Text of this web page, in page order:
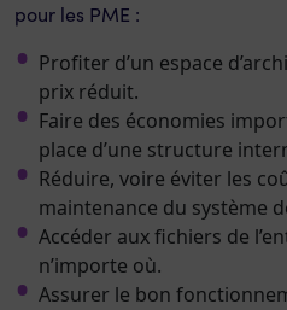
pour les PME :
Profiter d’un espace
prix réduit.
Faire des économies
place d’une structure
Réduire, voire éviter les
maintenance du système
Accéder aux fichiers de
n’importe où.
Assurer le bon